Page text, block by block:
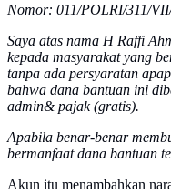
Nomor: 011/POLRI/311/
Saya atas nama H Raffi
kepada masyarakat yang
tanpa ada persyaratan
bahwa dana bantuan ini
admin& pajak (gratis).
Apabila benar-benar
bermanfaat dana bantuan
Akun itu menambahkan